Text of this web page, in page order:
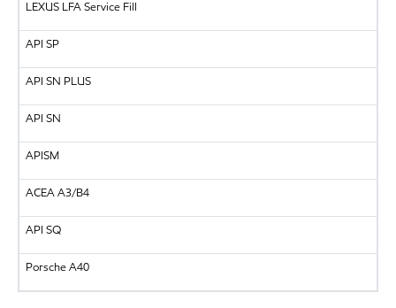
LEXUS LFA Service Fill
API SP
API SN PLUS
API SN
APISM
ACEA A3/B4
API SQ
Porsche A40